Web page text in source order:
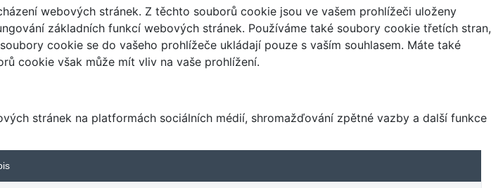
webových stránek. Z těchto souborů cookie jsou ve vašem prohlížeči uloženy
základních funkcí webových stránek. Používáme také soubory cookie třetích stran,
cookie se do vašeho prohlížeče ukládají pouze s vaším souhlasem. Máte také
cookie však může mít vliv na vaše prohlížení.
stránek na platformách sociálních médií, shromažďování zpětné vazby a další funkce